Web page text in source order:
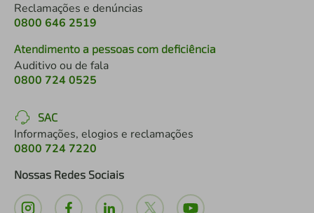
Reclamações e denúncias
0800 646 2519
Atendimento a pessoas com deficiência
Auditivo ou de fala
0800 724 0525
SAC
Informações, elogios e reclamações
0800 724 7220
Nossas Redes Sociais